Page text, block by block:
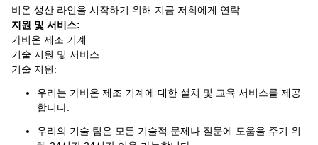
비온 생산 라인을 시작하기 위해 지금 저희에게 연락.
지원 및 서비스:
가비온 제조 기계
기술 지원 및 서비스
기술 지원:
우리는 가비온 제조 기계에 대한 설치 및 교육 서비스를 제공
합니다.
우리의 기술 팀은 모든 기술적 문제나 질문에 도움을 주기 위